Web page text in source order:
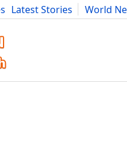
Latest Stories
World
Advice Science